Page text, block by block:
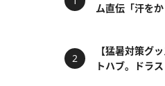
ム直伝「汗を
【猛暑対策グ
トハブ。ドラ